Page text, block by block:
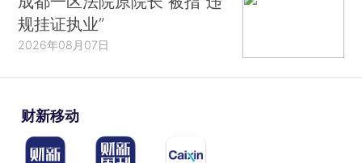
规挂证执业”
2026年08月07日
财新移动